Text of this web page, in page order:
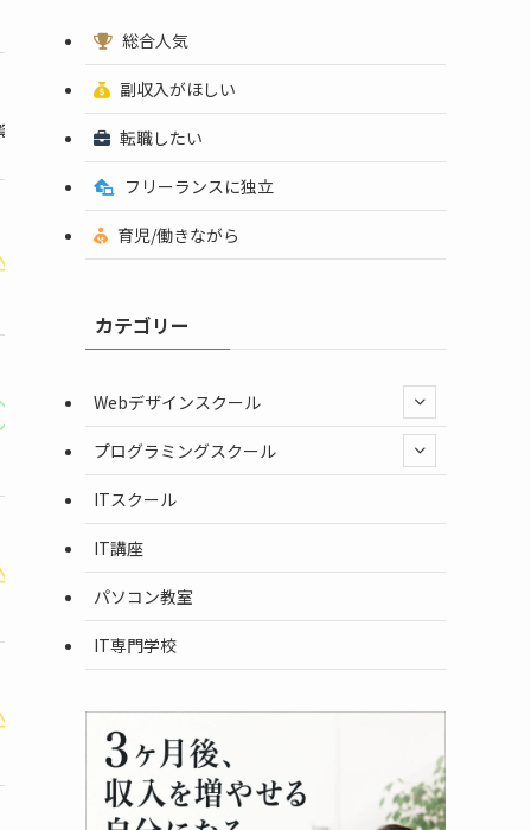
16週間~ 目的別のキャ
1ヶ月~ 50以上の
3ヶ月~
通常:25万7,972円
給付金適用時:9万1,648円
実践学習が豊
7ヶ月~ 転職・副業・
4ヶ月~ 通学・オンラ
総合人気
副収入がほしい
転職したい
フリーランスに独立
育児/働きながら
カテゴリー
Webデザインスクール
プログラミングスクール
ITスクール
IT講座
パソコン教室
IT専門学校